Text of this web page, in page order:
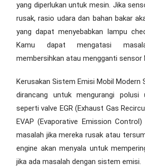
yang diperlukan untuk mesin. Jika
rusak, rasio udara dan bahan bakar
yang dapat menyebabkan lampu
Kamu dapat mengatasi
membersihkan atau mengganti sensor
Kerusakan Sistem Emisi Mobil Modern
dirancang untuk mengurangi polusi
seperti valve EGR (Exhaust Gas
EVAP (Evaporative Emission
masalah jika mereka rusak atau
engine akan menyala untuk
jika ada masalah dengan sistem emisi.